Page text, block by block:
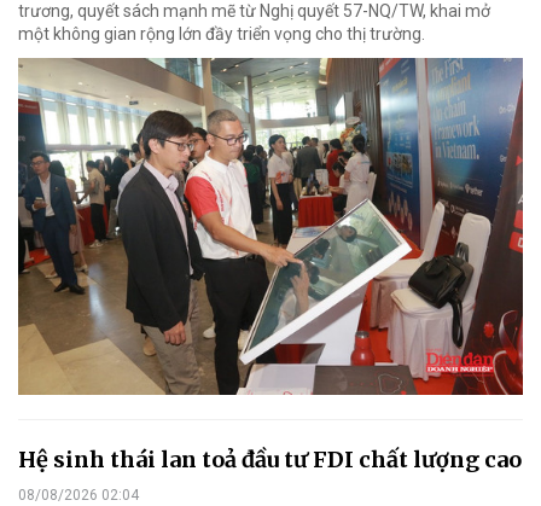
trương, quyết sách mạnh mẽ từ Nghị quyết 57-NQ/TW, khai mở
một không gian rộng lớn đầy triển vọng cho thị trường.
Hệ sinh thái lan toả đầu tư FDI chất lượng cao
08/08/2026 02:04